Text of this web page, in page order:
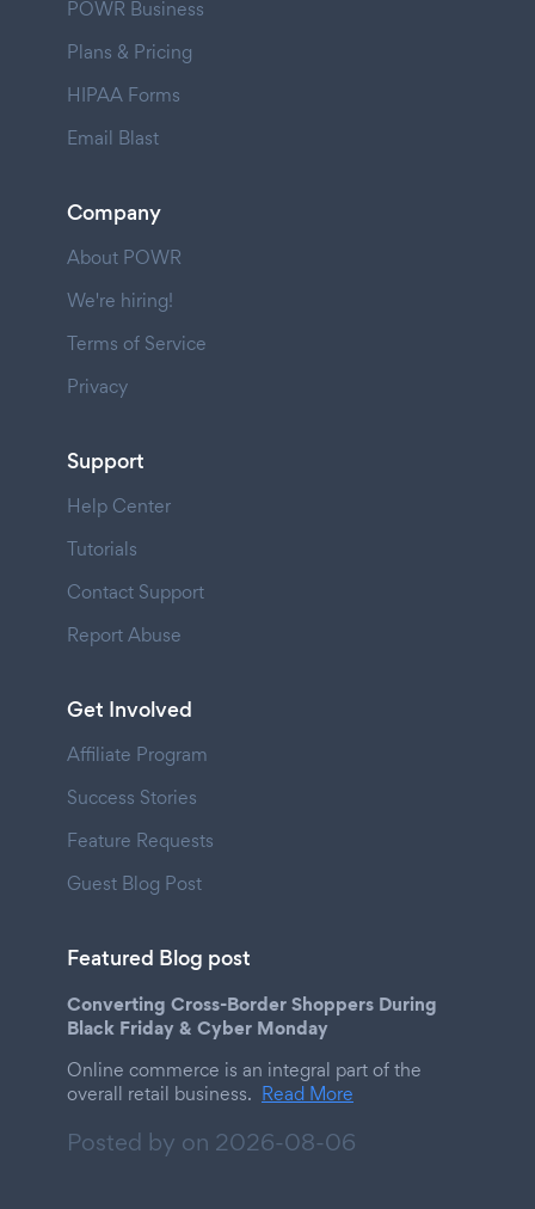
POWR Business
Plans & Pricing
HIPAA Forms
Email Blast
Company
About POWR
We're hiring!
Terms of Service
Privacy
Support
Help Center
Tutorials
Contact Support
Report Abuse
Get Involved
Affiliate Program
Success Stories
Feature Requests
Guest Blog Post
Featured Blog post
Converting Cross-Border Shoppers During
Black Friday & Cyber Monday
Online commerce is an integral part of the
overall retail business. Read More
Posted by on 2026-08-06